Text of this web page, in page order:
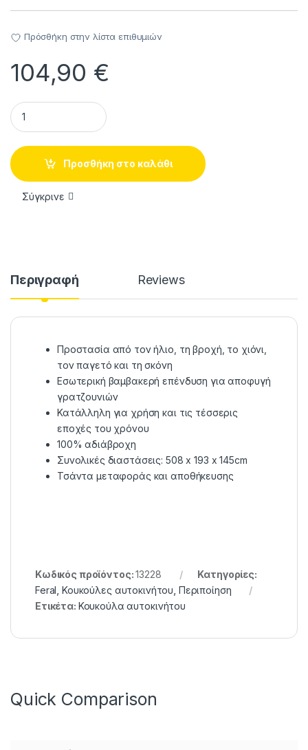
Πρόσθήκη στην λίστα επιθυμιών
104,90 €
Feral Premium Κουκούλα Αυτοκινήτου με Τσάντα
Προσθήκη στο καλάθι
Σύγκρινε
Περιγραφή Reviews
Προστασία από τον ήλιο, τη βροχή, το χιόνι,
τον παγετό και τη σκόνη
Εσωτερική βαμβακερή επένδυση για αποφυγή
γρατζουνιών
Κατάλληλη για χρήση και τις τέσσερις
εποχές του χρόνου
100% αδιάβροχη
Συνολικές διαστάσεις: 508 x 193 x 145cm
Τσάντα μεταφοράς και αποθήκευσης
Κωδικός προϊόντος:13228
Κατηγορίες:
Feral ,Κουκούλες αυτοκινήτου Περιποίηση
Ετικέτα: Κουκούλα αυτοκινήτου
Quick Comparison